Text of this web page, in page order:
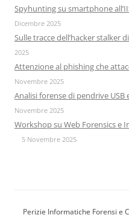
Spyhunting su smartphone
Dicembre 2025
Sulle tracce dell’hacker stalker
2025
Attenzione al phishing che
Novembre 2025
Analisi forense di pendrive
Novembre 2025
Workshop su Web Forensics e
5 Novembre 2025
Perizie Informatiche Forensi e